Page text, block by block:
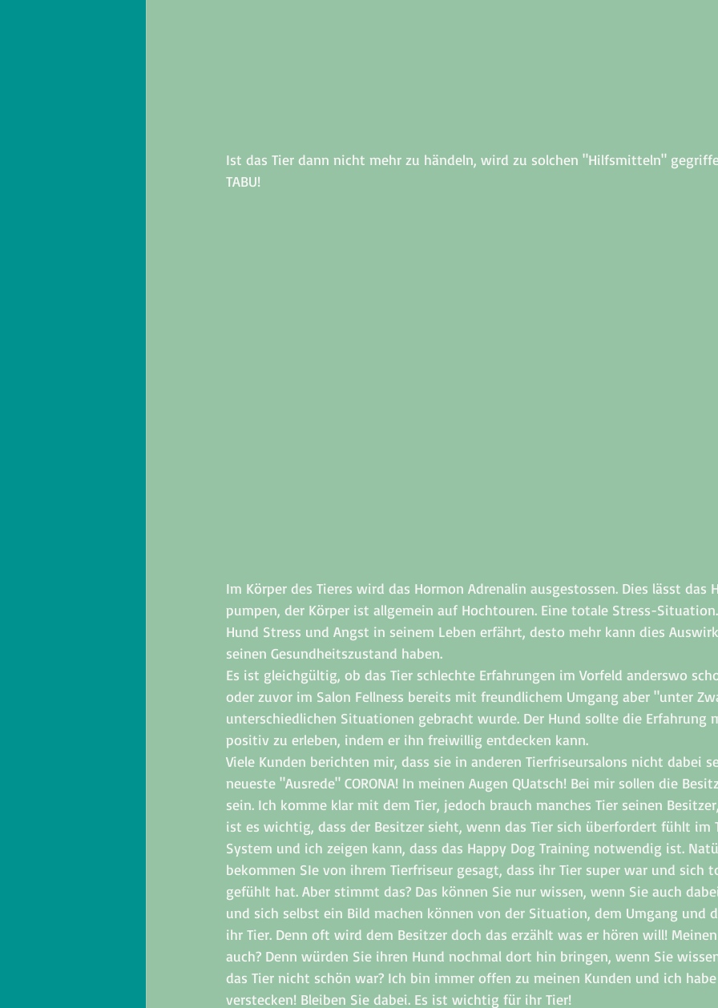
Ist das Tier dann nicht mehr zu händeln, wird zu solchen "Hilfsmitteln"
TABU!
Im Körper des Tieres wird das Hormon Adrenalin ausgestossen. Dies lässt das
pumpen, der Körper ist allgemein auf Hochtouren. Eine totale Stress-
Hund Stress und Angst in seinem Leben erfährt, desto mehr kann dies
seinen Gesundheitszustand haben.
Es ist gleichgültig, ob das Tier schlechte Erfahrungen im Vorfeld anderswo
oder zuvor im Salon Fellness bereits mit freundlichem Umgang aber "unter
unterschiedlichen Situationen gebracht wurde. Der Hund sollte die Erfahrung
positiv zu erleben, indem er ihn freiwillig entdecken kann.
Viele Kunden berichten mir, dass sie in anderen Tierfriseursalons nicht dabei
neueste "Ausrede" CORONA! In meinen Augen QUatsch! Bei mir sollen die
sein. Ich komme klar mit dem Tier, jedoch brauch manches Tier seinen
ist es wichtig, dass der Besitzer sieht, wenn das Tier sich überfordert fühlt im
System und ich zeigen kann, dass das Happy Dog Training notwendig ist.
bekommen SIe von ihrem Tierfriseur gesagt, dass ihr Tier super war und sich
gefühlt hat. Aber stimmt das? Das können Sie nur wissen, wenn Sie auch
und sich selbst ein Bild machen können von der Situation, dem Umgang und
ihr Tier. Denn oft wird dem Besitzer doch das erzählt was er hören will!
auch? Denn würden Sie ihren Hund nochmal dort hin bringen, wenn Sie
das Tier nicht schön war? Ich bin immer offen zu meinen Kunden und ich
verstecken! Bleiben Sie dabei. Es ist wichtig für ihr Tier!